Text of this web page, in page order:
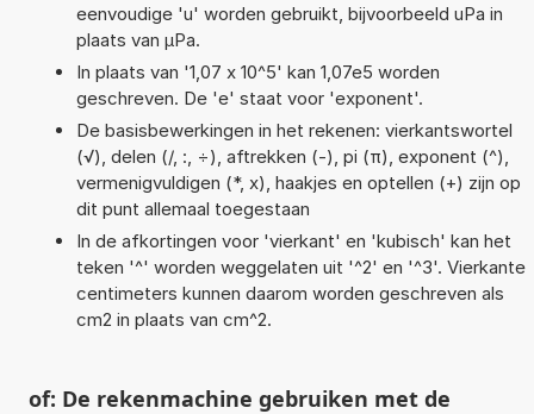
eenvoudige 'u' worden gebruikt, bijvoorbeeld uPa in
plaats van µPa.
In plaats van '1,07 x 10^5' kan 1,07e5 worden
geschreven. De 'e' staat voor 'exponent'.
De basisbewerkingen in het rekenen: vierkantswortel
(√), delen (/, :, ÷), aftrekken (-), pi (π), exponent (^),
vermenigvuldigen (*, x), haakjes en optellen (+) zijn op
dit punt allemaal toegestaan
In de afkortingen voor 'vierkant' en 'kubisch' kan het
teken '^' worden weggelaten uit '^2' en '^3'. Vierkante
centimeters kunnen daarom worden geschreven als
cm2 in plaats van cm^2.
of: De rekenmachine gebruiken met de